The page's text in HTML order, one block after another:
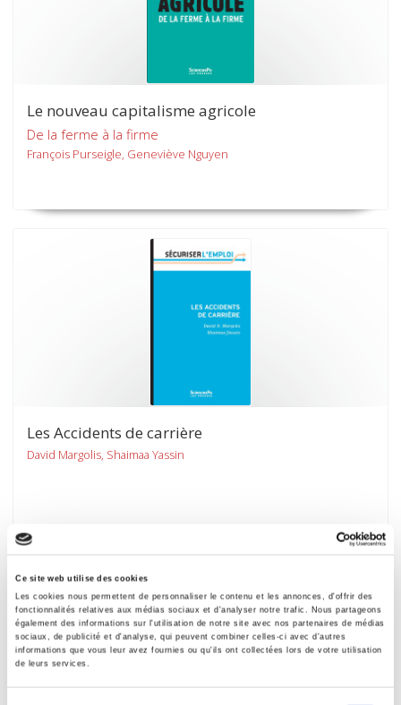
Ce site web utilise des cookies
Les cookies nous permettent de personnaliser le contenu et les annonces, d'offrir des
fonctionnalités relatives aux médias sociaux et d'analyser notre trafic. Nous partageons
également des informations sur l'utilisation de notre site avec nos partenaires de médias
sociaux, de publicité et d'analyse, qui peuvent combiner celles-ci avec d'autres
informations que vous leur avez fournies ou qu'ils ont collectées lors de votre utilisation
de leurs services.
Le nouveau capitalisme agricole
De la ferme à la firme
François Purseigle, Geneviève Nguyen
Les Accidents de carrière
David Margolis, Shaimaa Yassin